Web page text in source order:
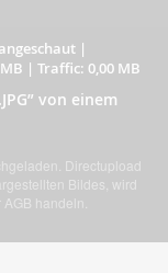
|
| Traffic: 0,00 MB
von einem
Directupload
Bildes, wird
handeln.